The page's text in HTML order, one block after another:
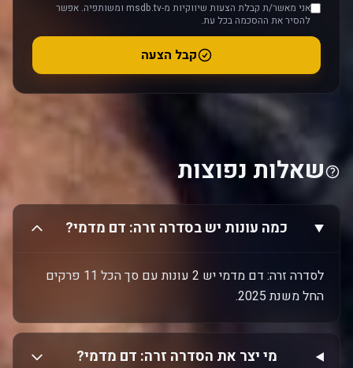
אני מאשר/ת קבלת הצעות שיווקיות מ-msdb.tv ומשותפיה. אפשר
להסיר את ההסכמה בכל עת.
קבל הצעה
שאלות נפוצות
כמה עונות יש בסדרה זרה: דם מדמי?
לסדרה זרה: דם מדמי יש 2 עונות עם סך הכל 11 פרקים
החל משנת 2025.
מי יצר את הסדרה זרה: דם מדמי?